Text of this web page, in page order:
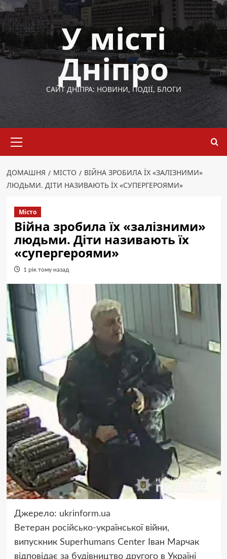
Перейти
до
вмісту
У місті
Дніпро
САЙТ ДНІПРА: НОВИНИ, ПОДІЇ, БЛОГИ
меню
ДОМАШНЯ МІСТО
ВІЙНА ЗРОБИЛА ЇХ «ЗАЛІЗНИМИ»
ЛЮДЬМИ. ДІТИ НАЗИВАЮТЬ ЇХ «СУПЕРГЕРОЯМИ»
Місто
Війна зробила їх «залізними»
людьми. Діти називають їх
«супергероями»
1 рік тому назад
Джерело: ukrinform.ua
Ветеран російсько-української війни,
випускник Superhumans Center Іван Марчак
відповідає за будівництво другого в Україні